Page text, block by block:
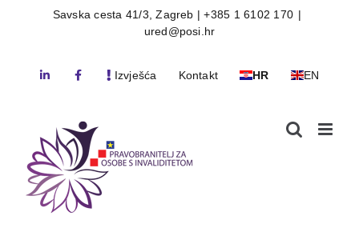
Savska cesta 41/3, Zagreb | +385 1 6102 170 |
ured@posi.hr
Izvješća Kontakt HR EN